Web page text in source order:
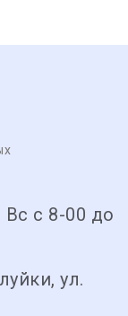
с 8-00 до
ул.